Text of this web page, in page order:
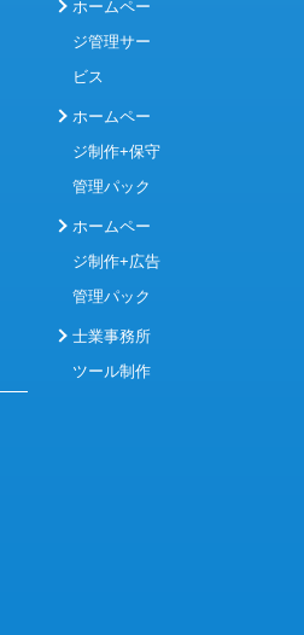
ホームペー
ジ管理サー
ビス
ホームペー
ジ制作+保守
管理パック
ホームペー
ジ制作+広告
管理パック
士業事務所
ツール制作